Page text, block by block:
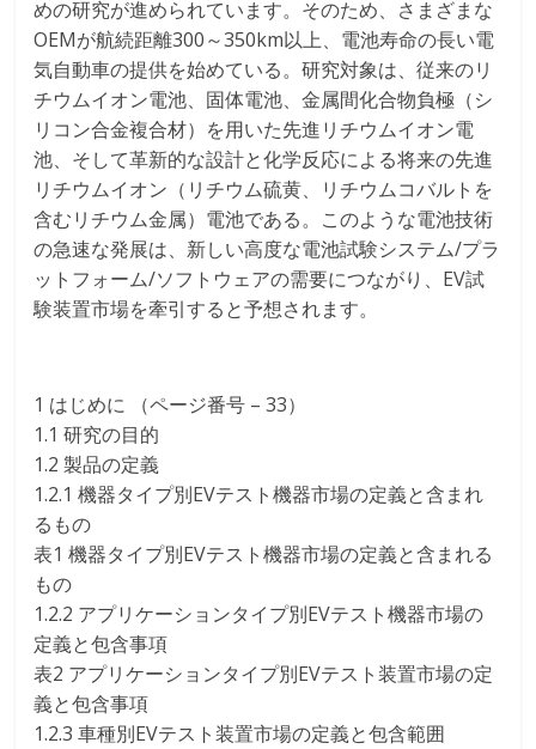
めの研究が進められています。そのため、さまざまな
OEMが航続距離300～350km以上、電池寿命の長い電
気自動車の提供を始めている。研究対象は、従来のリ
チウムイオン電池、固体電池、金属間化合物負極（シ
リコン合金複合材）を用いた先進リチウムイオン電
池、そして革新的な設計と化学反応による将来の先進
リチウムイオン（リチウム硫黄、リチウムコバルトを
含むリチウム金属）電池である。このような電池技術
の急速な発展は、新しい高度な電池試験システム/プラ
ットフォーム/ソフトウェアの需要につながり、EV試
験装置市場を牽引すると予想されます。
1 はじめに （ページ番号 – 33）
1.1 研究の目的
1.2 製品の定義
1.2.1 機器タイプ別EVテスト機器市場の定義と含まれ
るもの
表1 機器タイプ別EVテスト機器市場の定義と含まれる
もの
1.2.2 アプリケーションタイプ別EVテスト機器市場の
定義と包含事項
表2 アプリケーションタイプ別EVテスト装置市場の定
義と包含事項
1.2.3 車種別EVテスト装置市場の定義と包含範囲